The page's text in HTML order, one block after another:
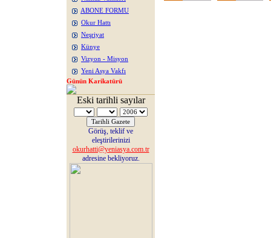
ABONE FORMU
Okur Hattı
Neşriyat
Künye
Vizyon - Misyon
Yeni Asya Vakfı
Günün Karikatürü
Eski tarihli sayılar
Görüş, teklif ve
eleştirilerinizi
okurhatti@yeniasya.com.tr
adresine bekliyoruz.